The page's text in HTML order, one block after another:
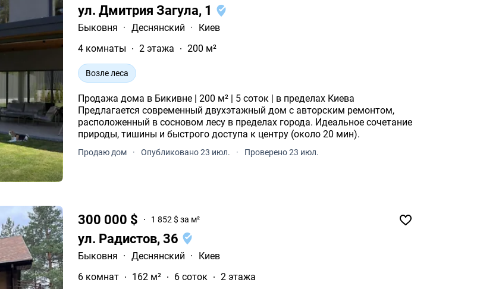
ул. Дмитрия Загула, 1
Быковня · Деснянский ·
Киев
4 комнаты
2 этажа 200 м²
Возле леса
Продажа дома в Бикивне | 200 м² | 5 соток | в пределах Киева
Предлагается современный двухэтажный дом с авторским ремонтом,
расположенный в сосновом лесу в пределах города. Идеальное сочетание
природы, тишины и быстрого доступа к центру (около 20 мин).
Продаю дом · Опубликовано 23 июл. · Проверено 23 июл.
300 000 $ 1 852 $ за м²
ул. Радистов, 36
Быковня · Деснянский ·
Киев
6 комнат
162 м² 6 соток 2 этажа